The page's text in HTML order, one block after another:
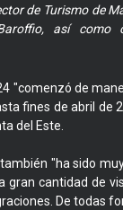
de Turismo de
así como
"comenzó de
fines de abril de
del Este.
"ha sido
cantidad de
De todas